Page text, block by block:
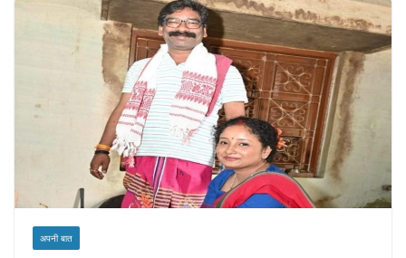
अपनी बात